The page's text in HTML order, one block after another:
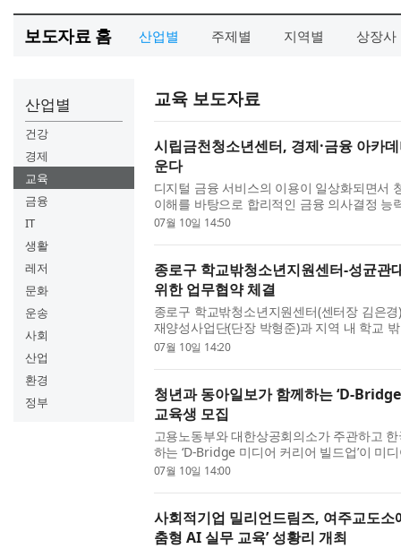
보도자료 홈 산업별 주제별 지역별 상장사
산업별
건강
경제
교육
금융
IT
생활
레저
문화
운송
사회
산업
환경
정부
교육 보도자료
시립금천청소년센터, 경제·금융 아카
운다
디지털 금융 서비스의 이용이 일상화되면서
이해를 바탕으로 합리적인 금융 의사결정 능
제로 떠오르고 있다. 이에 시립금천청소년센
07월 10일 14:50
종로구 학교밖청소년지원센터-성균관
위한 업무협약 체결
종로구 학교밖청소년지원센터(센터장 김은
재양성사업단(단장 박형준)과 지역 내 학교
전망 강화를 위한 업무협약을 체결했다고 밝
07월 10일 14:20
청년과 동아일보가 함께하는 ‘D-
교육생 모집
고용노동부와 대한상공회의소가 주관하고
하는 ‘D-Bridge 미디어 커리어 빌드업’이 미
대상으로 3기·4기 교육생을 모집한다. ‘D-
07월 10일 14:00
사회적기업 밀리언드림즈, 여주교도소
춤형 AI 실무 교육’ 성황리 개최